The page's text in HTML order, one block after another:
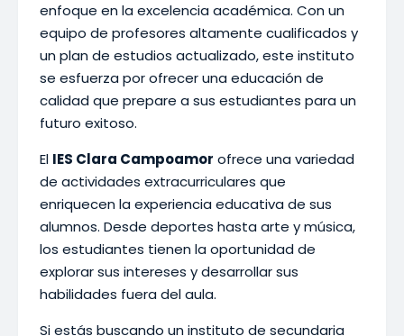
enfoque en la excelencia académica. Con un
equipo de profesores altamente cualificados y
un plan de estudios actualizado, este instituto
se esfuerza por ofrecer una educación de
calidad que prepare a sus estudiantes para un
futuro exitoso.
El IES Clara Campoamor ofrece una variedad
de actividades extracurriculares que
enriquecen la experiencia educativa de sus
alumnos. Desde deportes hasta arte y música,
los estudiantes tienen la oportunidad de
explorar sus intereses y desarrollar sus
habilidades fuera del aula.
Si estás buscando un instituto de secundaria